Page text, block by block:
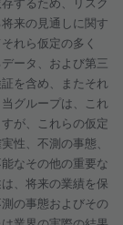
来の見通しに関す
れら仮定の多く
ータ、および第三
を含め、またそれ
グループは、これ
が、これらの仮定
性、不測の事態、
なその他の重要な
、将来の業績を保
の事態およびその